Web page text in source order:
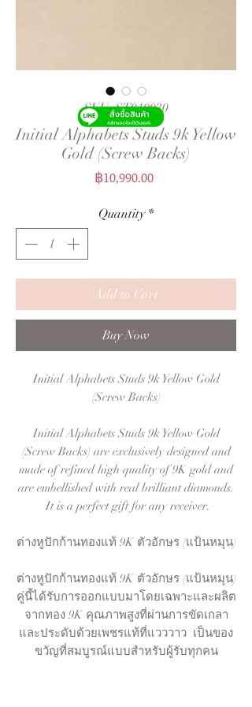
SKU: ST010030
Initial Alphabets Studs 9k Yellow
Gold (Screw Backs)
฿10,990.00Price
Quantity *
Add to Cart
Buy Now
Initial Alphabets Studs 9k Yellow Gold
(Screw Backs)
Initial Alphabets Studs 9k Yellow Gold
(Screw Backs) are exclusively designed and
made of refined high quality of 9K gold and
are embellished with real brilliant diamonds.
It is a perfect gift for any receiver.
ต่างหูปักก้านทองแท้ 9K ตัวอักษร (แป้นหมุน)
ต่างหูปักก้านทองแท้ 9K ตัวอักษร (แป้นหมุน)
คู่นี้ได้รับการออกแบบมาโดยเฉพาะและผลิต
จากทอง 9K คุณภาพสูงที่ผ่านการขัดเกลา
และประดับด้วยเพชรแท้ที่แวววาว เป็นของ
ขวัญที่สมบูรณ์แบบสำหรับผู้รับทุกคน